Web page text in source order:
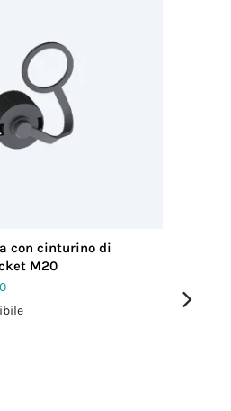
con cinturino di
M20
Prezzo